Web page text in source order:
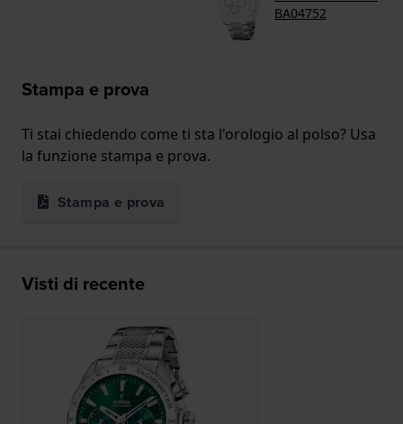
BA04752
Stampa e prova
Ti stai chiedendo come ti sta l'orologio al polso? Usa
la funzione stampa e prova.
Stampa e prova
Visti di recente